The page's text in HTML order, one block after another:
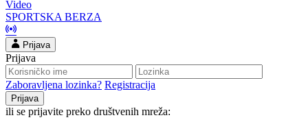
Video
SPORTSKA BERZA
Prijava
Prijava
Zaboravljena lozinka? Registracija
ili se prijavite preko društvenih mreža: